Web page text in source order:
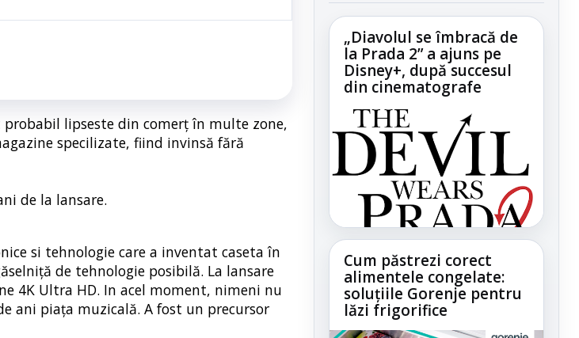
lipseste din comerț în multe zone,
specilizate, fiind invinsă fără
de la lansare.
si tehnologie care a inventat caseta în
de tehnologie posibilă. La lansare
4K Ultra HD. In acel moment, nimeni nu
ani piața muzicală. A fost un precursor
„Diavolul se îmbracă de
la Prada 2” a ajuns pe
Disney+, după succesul
din cinematografe
Cum păstrezi corect
alimentele congelate:
soluțiile Gorenje pentru
lăzi frigorifice